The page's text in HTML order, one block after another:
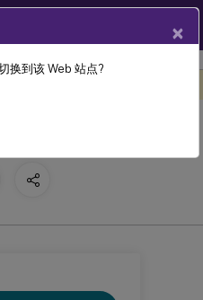
2308
共享 Citrix 用户配
×
换到该 Web 站点?